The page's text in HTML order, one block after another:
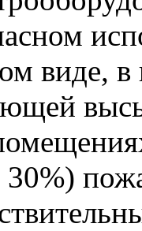
виде, в
30%)